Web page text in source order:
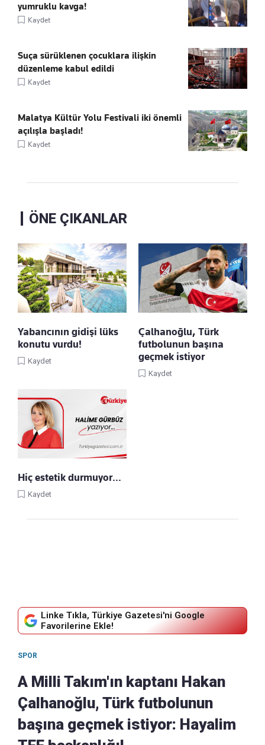
yumruklu kavga!
Kaydet
Suça sürüklenen çocuklara ilişkin
düzenleme kabul edildi
Kaydet
Malatya Kültür Yolu Festivali iki önemli
açılışla başladı!
Kaydet
ÖNE ÇIKANLAR
Yabancının gidişi lüks
konutu vurdu!
Kaydet
Çalhanoğlu, Türk
futbolunun başına
geçmek istiyor
Kaydet
Hiç estetik durmuyor…
Kaydet
Linke Tıkla, Türkiye Gazetesi'ni Google
Favorilerine Ekle!
SPOR
A Milli Takım'ın kaptanı Hakan
Çalhanoğlu, Türk futbolunun
başına geçmek istiyor: Hayalim